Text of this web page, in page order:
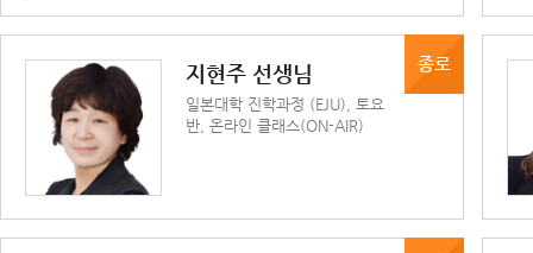
지현주 선생님
일본대학 진학과정 (EJU), 토요
반, 온라인 클래스(ON-AIR)
종로